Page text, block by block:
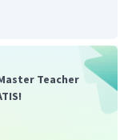
Teacher